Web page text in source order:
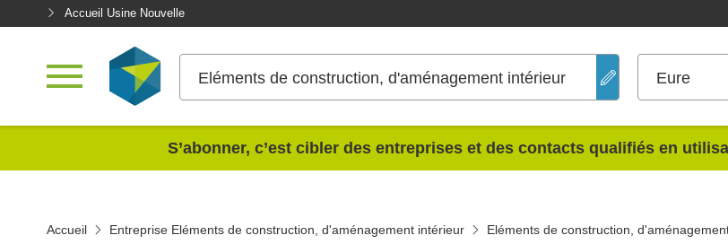
Accueil Usine Nouvelle
Eléments de construction, d'aménagement intérieur Eure
S’abonner, c’est cibler des entreprises et des contacts qualifiés en
Accueil Entreprise Eléments de construction, d'aménagement intérieur
Eléments de construction,